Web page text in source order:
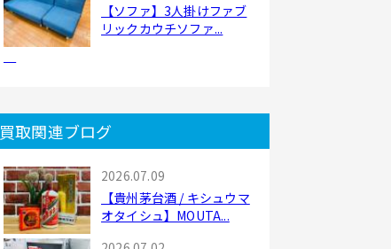
【ソファ】3人掛けファブ
リックカウチソファ...
買取関連ブログ
2026.07.09
【貴州茅台酒 / キシュウマ
オタイシュ】MOUTA...